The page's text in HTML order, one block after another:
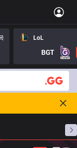
LoL
BGT
프로빌